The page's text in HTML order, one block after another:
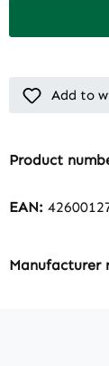
Add to
Product
EAN:
Manufacturer